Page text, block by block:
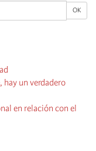
OK
hay un verdadero
en relación con el